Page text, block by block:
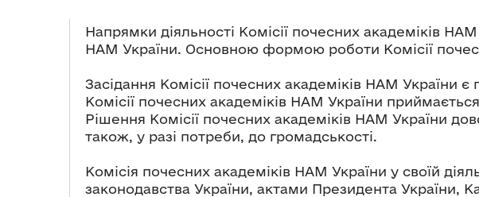
Напрямки діяльності Комісії почесних академіків
НАМ України. Основною формою роботи Комісії
Засідання Комісії почесних академіків НАМ України
Комісії почесних академіків НАМ України приймається
Рішення Комісії почесних академіків НАМ України
також, у разі потреби, до громадськості.
Комісія почесних академіків НАМ України у своїй
законодавства України, актами Президента України,